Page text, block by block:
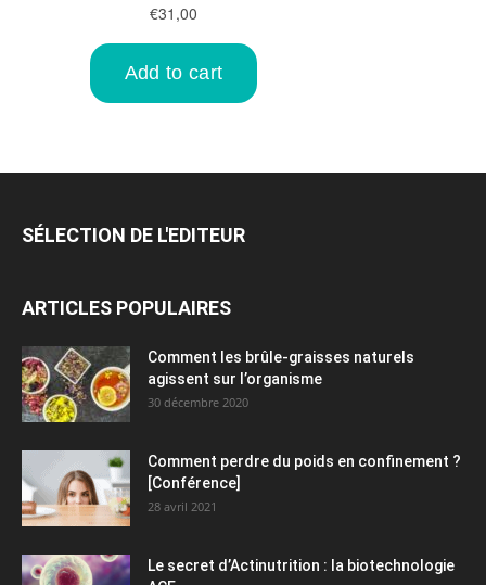
SÉLECTION DE L'EDITEUR
ARTICLES POPULAIRES
Comment les brûle-graisses naturels
agissent sur l’organisme
30 décembre 2020
Comment perdre du poids en confinement ?
[Conférence]
28 avril 2021
Le secret d’Actinutrition : la biotechnologie